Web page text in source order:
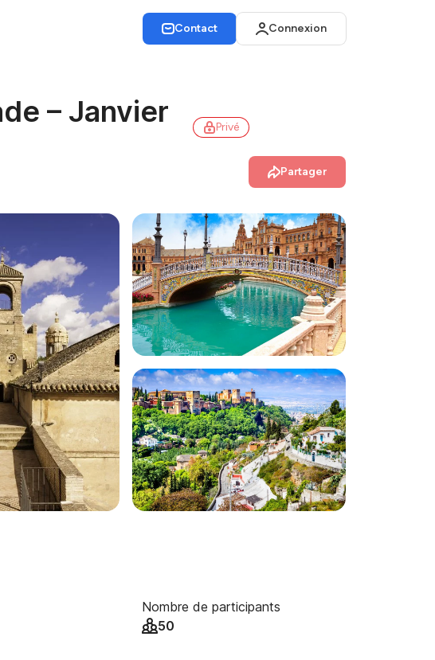
Contact Connexion
– Janvier
Privé
Partager
Nombre de participants
50